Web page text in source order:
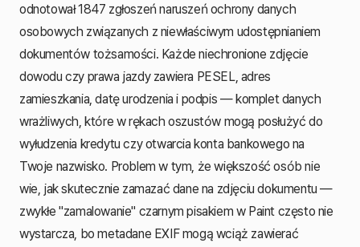
odnotował 1847 zgłoszeń naruszeń ochrony danych
osobowych związanych z niewłaściwym udostępnianiem
dokumentów tożsamości. Każde niechronione zdjęcie
dowodu czy prawa jazdy zawiera PESEL, adres
zamieszkania, datę urodzenia i podpis — komplet danych
wrażliwych, które w rękach oszustów mogą posłużyć do
wyłudzenia kredytu czy otwarcia konta bankowego na
Twoje nazwisko. Problem w tym, że większość osób nie
wie, jak skutecznie zamazać dane na zdjęciu dokumentu —
zwykłe "zamalowanie" czarnym pisakiem w Paint często nie
wystarcza, bo metadane EXIF mogą wciąż zawierać